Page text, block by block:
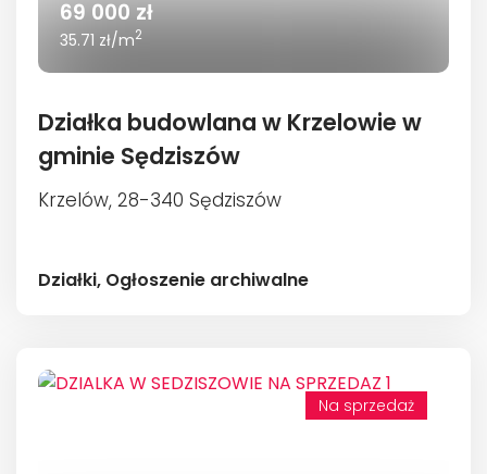
69 000 zł
35.71 zł/m2
Działka budowlana w Krzelowie w
gminie Sędziszów
Krzelów, 28-340 Sędziszów
Działki, Ogłoszenie archiwalne
Na sprzedaż